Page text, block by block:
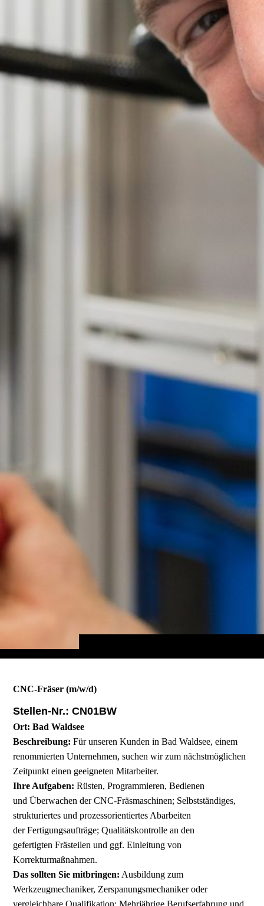
CNC-Fräser (m/w/d)
Stellen-Nr.: CN01BW
Ort: Bad Waldsee
Beschreibung: Für unseren Kunden in Bad Waldsee, einem
renommierten Unternehmen, suchen wir zum nächstmöglichen
Zeitpunkt einen geeigneten Mitarbeiter.
Ihre Aufgaben: Rüsten, Programmieren, Bedienen
und Überwachen der CNC-Fräsmaschinen; Selbstständiges,
strukturiertes und prozessorientiertes Abarbeiten
der Fertigungsaufträge; Qualitätskontrolle an den
gefertigten Frästeilen und ggf. Einleitung von
Korrekturmaßnahmen.
Das sollten Sie mitbringen: Ausbildung zum
Werkzeugmechaniker, Zerspanungsmechaniker oder